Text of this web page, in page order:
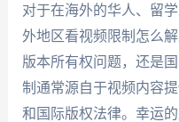
对于在海外的华人、留
外地区看视频限制怎么
版本所有权问题，还是
制通常源自于视频内容
和国际版权法律。幸运